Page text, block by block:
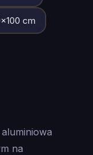
×100 cm
na